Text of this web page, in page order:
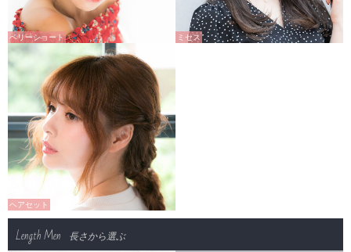
ベリーショート ミセス
ヘアセット
Length Men 長さから選ぶ